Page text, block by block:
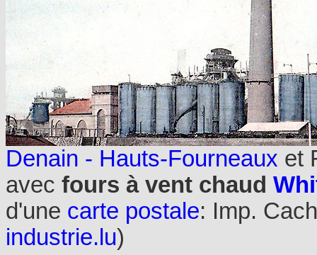
Denain - Hauts-Fourneaux et
avec fours à vent chaud
d'une carte postale: Imp.
industrie.lu)